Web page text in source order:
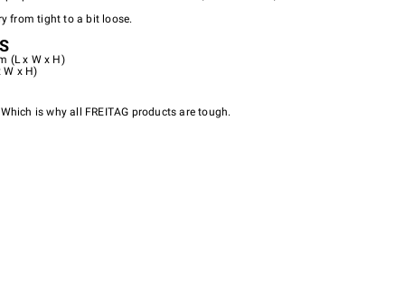
from tight to a bit loose.
(L x W x H)
W x H)
is why all FREITAG products are tough.